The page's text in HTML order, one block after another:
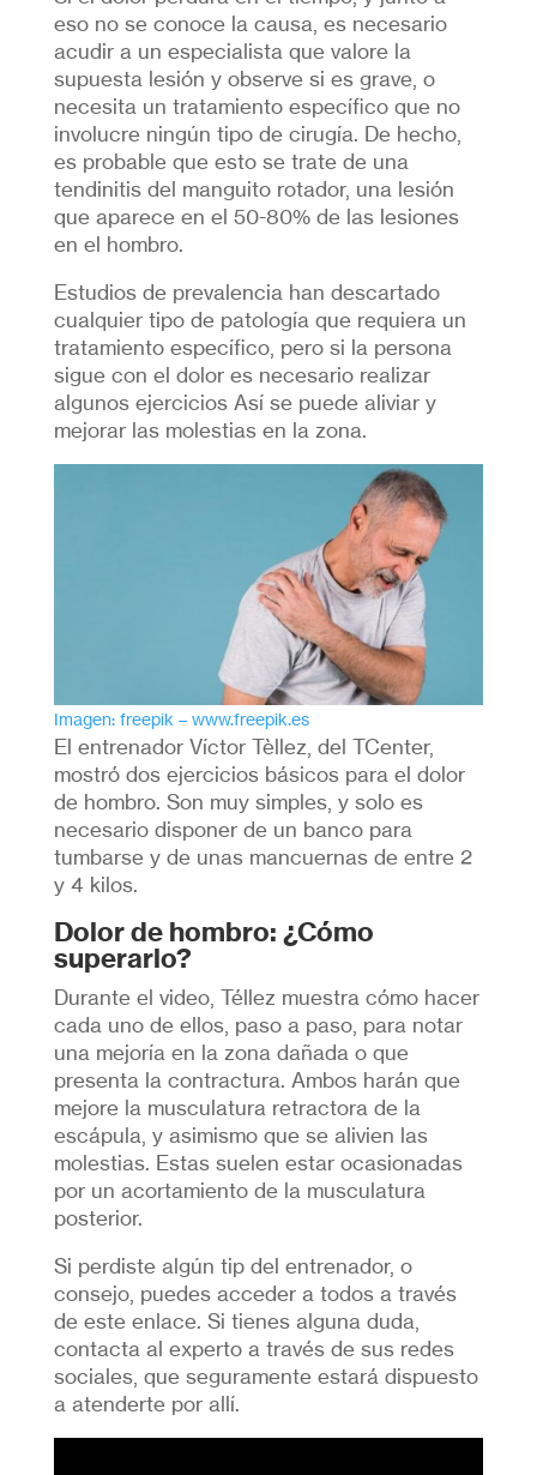
eso no se conoce la causa, es necesario
acudir a un especialista que valore la
supuesta lesión y observe si es grave, o
necesita un tratamiento específico que no
involucre ningún tipo de cirugía. De hecho,
es probable que esto se trate de una
tendinitis del manguito rotador, una lesión
que aparece en el 50-80% de las lesiones
en el hombro.
Estudios de prevalencia han descartado
cualquier tipo de patología que requiera un
tratamiento específico, pero si la persona
sigue con el dolor es necesario realizar
algunos ejercicios Así se puede aliviar y
mejorar las molestias en la zona.
Imagen: freepik – www.freepik.es
El entrenador Víctor Tèllez, del TCenter,
mostró dos ejercicios básicos para el dolor
de hombro. Son muy simples, y solo es
necesario disponer de un banco para
tumbarse y de unas mancuernas de entre 2
y 4 kilos.
Dolor de hombro: ¿Cómo
superarlo?
Durante el video, Téllez muestra cómo hacer
cada uno de ellos, paso a paso, para notar
una mejoría en la zona dañada o que
presenta la contractura. Ambos harán que
mejore la musculatura retractora de la
escápula, y asimismo que se alivien las
molestias. Estas suelen estar ocasionadas
por un acortamiento de la musculatura
posterior.
Si perdiste algún tip del entrenador, o
consejo, puedes acceder a todos a través
de este enlace. Si tienes alguna duda,
contacta al experto a través de sus redes
sociales, que seguramente estará dispuesto
a atenderte por allí.